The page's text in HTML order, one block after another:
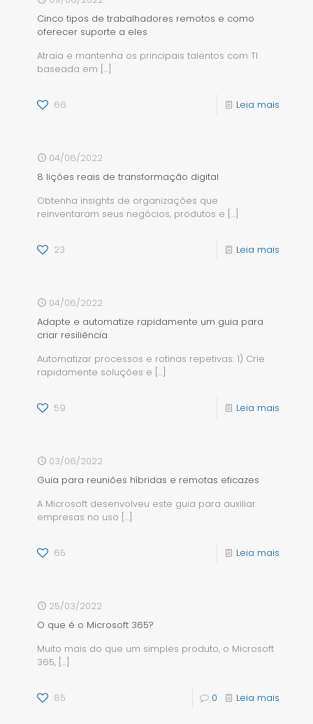
Cinco tipos de trabalhadores remotos e como
oferecer suporte a eles
Atraia e mantenha os principais talentos com TI
baseada em […]
66 Leia mais
04/06/2022
8 lições reais de transformação digital
Obtenha insights de organizações que
reinventaram seus negócios, produtos e […]
23 Leia mais
04/06/2022
Adapte e automatize rapidamente um guia para
criar resiliência
Automatizar processos e rotinas repetivas: 1) Crie
rapidamente soluções e […]
59 Leia mais
03/06/2022
Guia para reuniões híbridas e remotas eficazes
A Microsoft desenvolveu este guia para auxiliar
empresas no uso […]
65 Leia mais
25/03/2022
O que é o Microsoft 365?
Muito mais do que um simples produto, o Microsoft
365, […]
85 0 Leia mais